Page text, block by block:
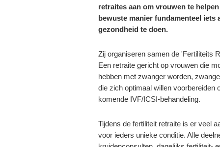
retraites aan om vrouwen te
bewuste manier fundamenteel iets
gezondheid te doen.
Zij organiseren samen de 'Fertiliteits
Een retraite gericht op vrouwen die
hebben met zwanger worden,
die zich optimaal willen voorbereiden
komende IVF/ICSI-behandeling.
Tijdens de fertiliteit retraite is er veel
voor ieders unieke conditie. Alle